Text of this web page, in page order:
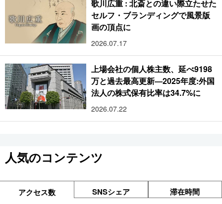
歌川広重 : 北斎との違い際立たせた
セルフ・ブランディングで風景版
画の頂点に
2026.07.17
上場会社の個人株主数、延べ9198
万と過去最高更新―2025年度:外国
法人の株式保有比率は34.7%に
2026.07.22
人気のコンテンツ
アクセス数 SNSシェア 滞在時間